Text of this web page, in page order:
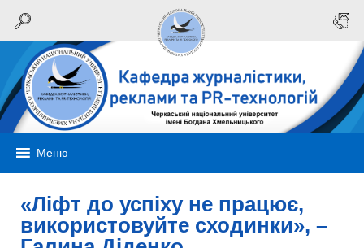
Меню
«Ліфт до успіху не працює,
використовуйте сходинки», –